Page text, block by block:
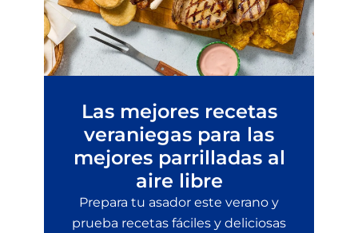
Las mejores recetas
veraniegas para las
mejores parrilladas al
aire libre
Prepara tu asador este verano y
prueba recetas fáciles y deliciosas